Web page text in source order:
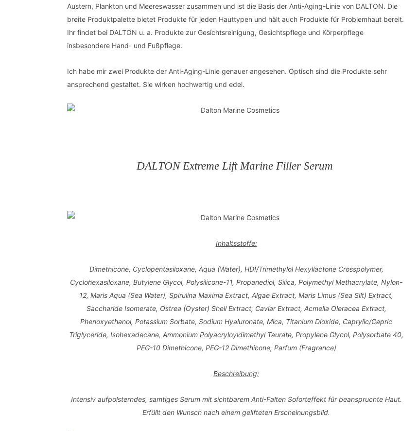
Austern, Plankton und Meereswasser zusammen und ist die Basis der Anti-Aging-Linie von DALTON. Die
breite Produktpalette bietet Produkte für jeden Hauttypen und hält auch Produkte für Problemhaut bereit.
Ihr findet bei DALTON u. a. Produkte zur Gesichtsreinigung, Gesichtspflege und Körperpflege
insbesondere Hand- und Fußpflege.
Ich habe mir zwei Produkte der Anti-Aging-Linie genauer angesehen. Optisch sind die Produkte sehr
ansprechend gestaltet. Sie wirken hochwertig und edel.
DALTON Extreme Lift Marine Filler Serum
Inhaltsstoffe:
Dimethicone, Cyclopentasiloxane, Aqua (Water), HDI/Trimethylol Hexyllactone Crosspolymer,
Cyclohexasiloxane, Butylene Glycol, Polysilicone-11, Propanediol, Silica, Polymethyl Methacrylate, Nylon-
12, Maris Aqua (Sea Water), Spirulina Maxima Extract, Algae Extract, Maris Limus (Sea Silt) Extract,
Saccharide Isomerate, Ostrea (Oyster) Shell Extract, Caviar Extract, Acmella Oleracea Extract,
Phenoxyethanol, Potassium Sorbate, Sodium Hyaluronate, Mica, Titanium Dioxide, Caprylic/Capric
Triglyceride, Isohexadecane, Ammonium Polyacryloyldimethyl Taurate, Propylene Glycol, Polysorbate 40,
PEG-10 Dimethicone, PEG-12 Dimethicone, Parfum (Fragrance)
Beschreibung:
Intensiv aufpolsterndes, samtiges Serum mit sichtbarem Anti-Falten Soforteffekt für beanspruchte Haut.
Erfüllt den Wunsch nach einem gelifteten Erscheinungsbild.